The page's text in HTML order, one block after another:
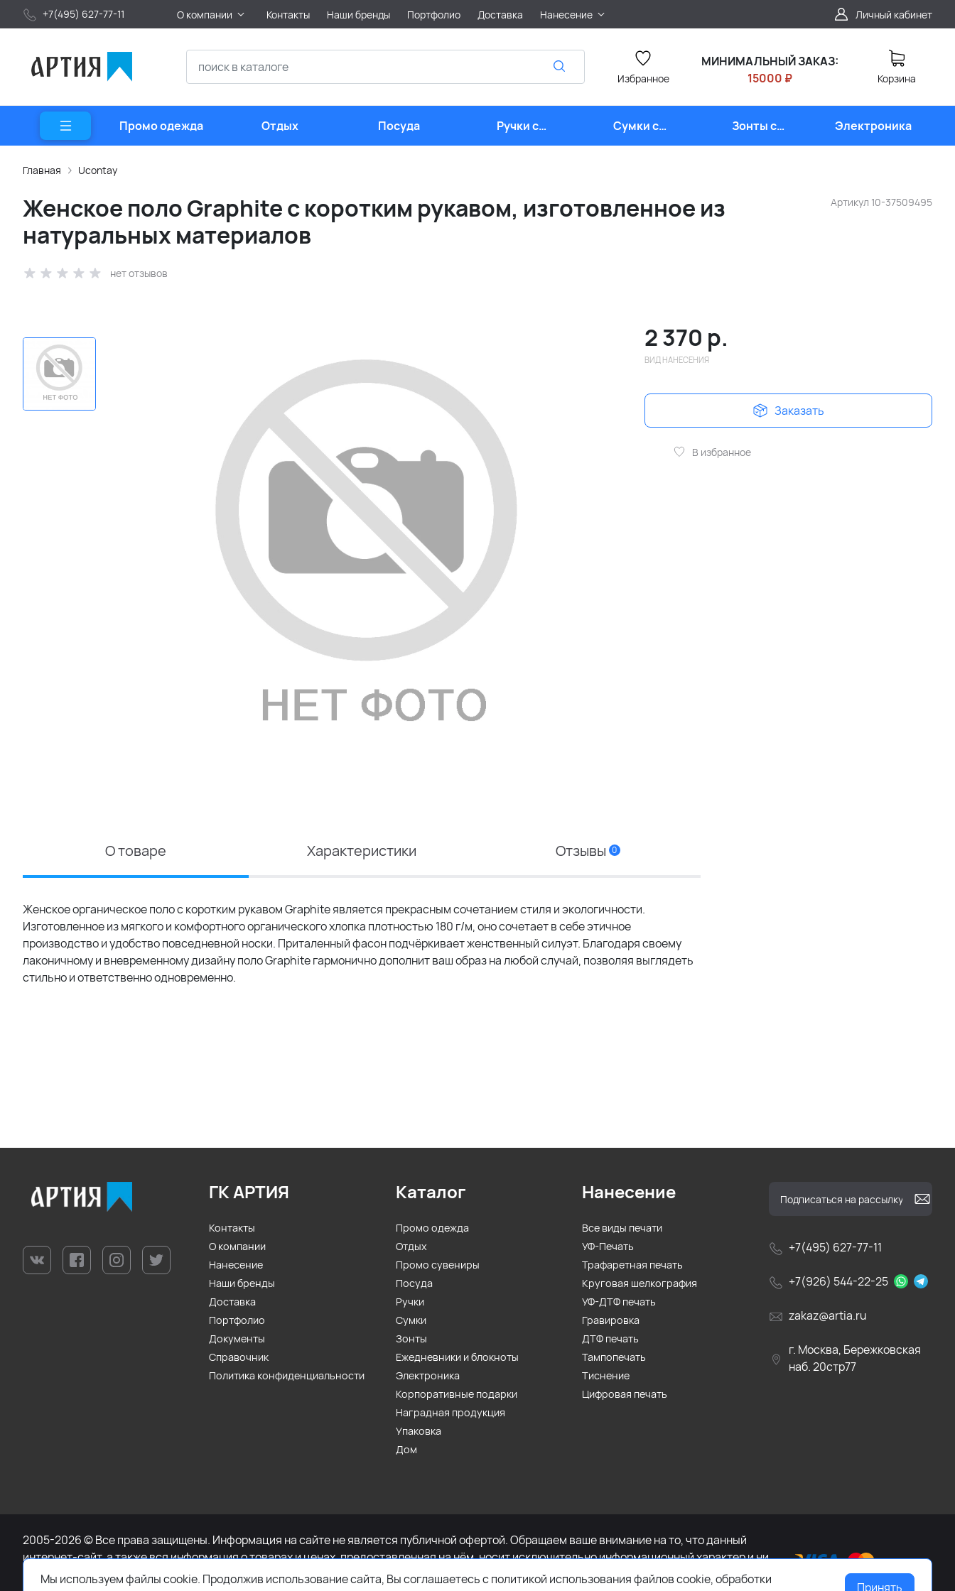
+7(495) 627-77-11 О компании Контакты Наши бренды Портфолио Доставка Нанесение Личный кабинет
Избранное
МИНИМАЛЬНЫЙ ЗАКАЗ:
15000 ₽
Корзина
Промо одежда Отдых Посуда
Ручки с
логотипом
Сумки с
логотипом
Зонты с
логотипом
Электроника
Главная Ucontay
Артикул 10-37509495
Женское поло Graphite с коротким рукавом, изготовленное из
натуральных материалов
нет отзывов
2 370 р.
ВИД НАНЕСЕНИЯ
Заказать
В избранное
О товаре Характеристики Отзывы 0
Женское органическое поло с коротким рукавом Graphite является прекрасным сочетанием стиля и экологичности.
Изготовленное из мягкого и комфортного органического хлопка плотностью 180 г/м, оно сочетает в себе этичное
производство и удобство повседневной носки. Приталенный фасон подчёркивает женственный силуэт. Благодаря своему
лаконичному и вневременному дизайну поло Graphite гармонично дополнит ваш образ на любой случай, позволяя выглядеть
стильно и ответственно одновременно.
+7(495) 627-77-11
+7(926) 544-22-25
zakaz@artia.ru
г. Москва, Бережковская
наб. 20стр77
ГК АРТИЯ
Контакты
О компании
Нанесение
Наши бренды
Доставка
Портфолио
Документы
Справочник
Политика конфиденциальности
Каталог
Промо одежда
Отдых
Промо сувениры
Посуда
Ручки
Сумки
Зонты
Ежедневники и блокноты
Электроника
Корпоративные подарки
Наградная продукция
Упаковка
Дом
Нанесение
Все виды печати
УФ-Печать
Трафаретная печать
Круговая шелкография
УФ-ДТФ печать
Гравировка
ДТФ печать
Тампопечать
Тиснение
Цифровая печать
2005-2026 © Все права защищены. Информация на сайте не является публичной офертой. Обращаем ваше внимание на то, что данный
интернет-сайт, а также вся информация о товарах и ценах, предоставленная на нём, носит исключительно информационный характер и ни
при каких условиях не является публичной офертой, определяемой положениями Статьи 437 Гражданского кодекса Российской Федерации.
Мы используем файлы cookie. Продолжив использование сайта, Вы соглашаетесь с политикой использования файлов cookie, обработки
Принять